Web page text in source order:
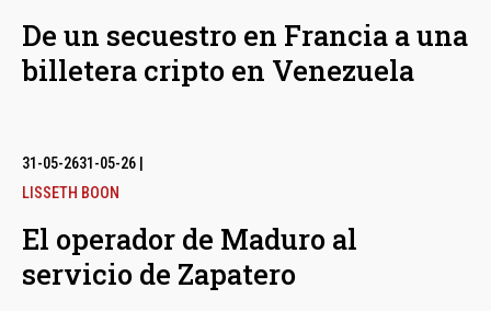
De un secuestro en Francia a una
billetera cripto en Venezuela
31-05-2631-05-26
LISSETH BOON
El operador de Maduro al
servicio de Zapatero